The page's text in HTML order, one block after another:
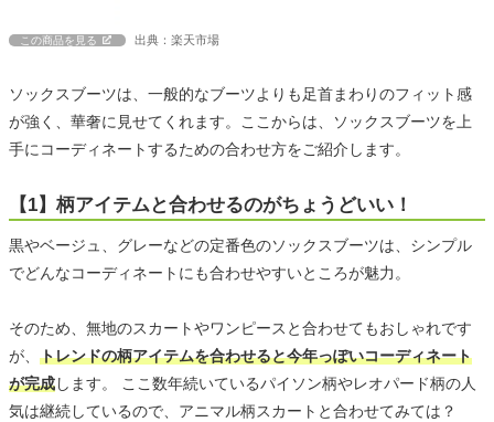
この商品を見る 出典：楽天市場
ソックスブーツは、一般的なブーツよりも足首まわりのフィット感
が強く、華奢に見せてくれます。ここからは、ソックスブーツを上
手にコーディネートするための合わせ方をご紹介します。
【1】柄アイテムと合わせるのがちょうどいい！
黒やベージュ、グレーなどの定番色のソックスブーツは、シンプル
でどんなコーディネートにも合わせやすいところが魅力。
そのため、無地のスカートやワンピースと合わせてもおしゃれです
が、 トレンドの柄アイテムを合わせると今年っぽいコーディネート
が完成します。 ここ数年続いているパイソン柄やレオパード柄の人
気は継続しているので、アニマル柄スカートと合わせてみては？